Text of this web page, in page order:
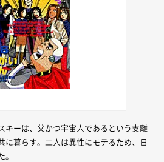
キーは、父かつ宇宙人であるという支離
に暮らす。二人は異性にモテるため、日